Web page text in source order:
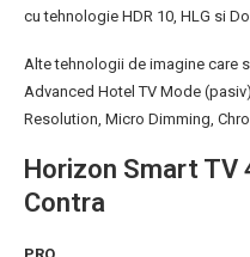
cu tehnologie HDR 10, HLG si
Alte tehnologii de imagine care
Advanced Hotel TV Mode
Resolution, Micro Dimming,
Horizon Smart TV
Contra